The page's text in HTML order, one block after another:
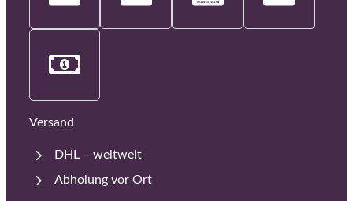
Versand
DHL – weltweit
Abholung vor Ort